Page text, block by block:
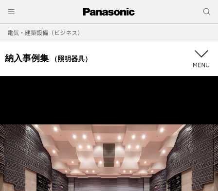
電気・建築設備（ビジネス）
納入事例集 （照明器具）